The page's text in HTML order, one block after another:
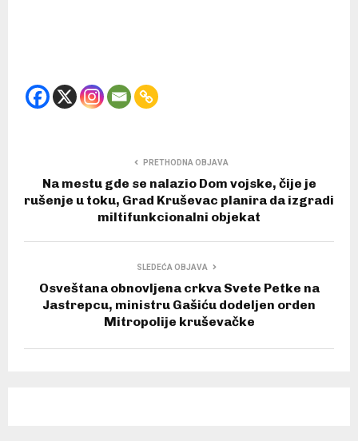
PRETHODNA OBJAVA
Na mestu gde se nalazio Dom vojske, čije je
rušenje u toku, Grad Kruševac planira da izgradi
miltifunkcionalni objekat
SLEDEĆA OBJAVA
Osveštana obnovljena crkva Svete Petke na
Jastrepcu, ministru Gašiću dodeljen orden
Mitropolije kruševačke